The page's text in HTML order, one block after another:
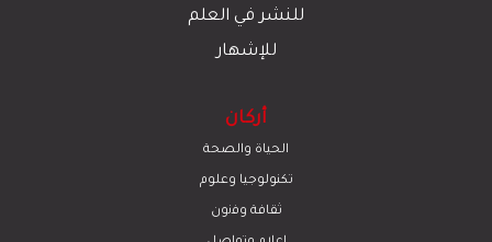
للنشر في العلم
للإشهار
أركان
الحياة والصحة
تكنولوجيا وعلوم
ﺛﻘﺎﻓﺔ وﻓﻧون